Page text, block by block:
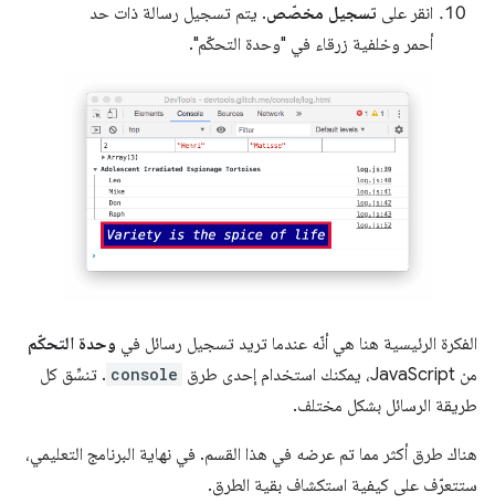
انقر على تسجيل مخصّص. يتم تسجيل رسالة ذات حد
أحمر وخلفية زرقاء في "وحدة التحكّم".
الفكرة الرئيسية هنا هي أنّه عندما تريد تسجيل رسائل في وحدة التحكّم
من JavaScript، يمكنك استخدام إحدى طرق
console . تنسِّق كل
طريقة الرسائل بشكل مختلف.
هناك طرق أكثر مما تم عرضه في هذا القسم. في نهاية البرنامج التعليمي،
ستتعرّف على كيفية استكشاف بقية الطرق.